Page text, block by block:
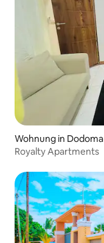
Wohnung in Dodoma
Royalty Apartments